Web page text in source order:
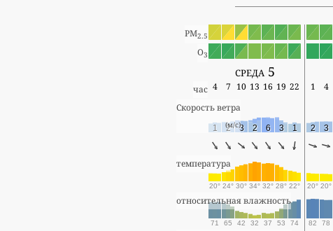
PM2.5
O3
среда 5
час 4 7 10 13 16 19 22 1 4
Скорость ветра
(м/с)
1 2 3 2 6 3 1 2 3
температура
20° 24° 30° 34° 32° 28° 22° 20° 20°
относительная влажность
71 65 42 32 37 53 74 82 78